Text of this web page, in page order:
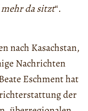
da sitzt“.
nach Kasachstan,
Nachrichten
Eschment hat
der